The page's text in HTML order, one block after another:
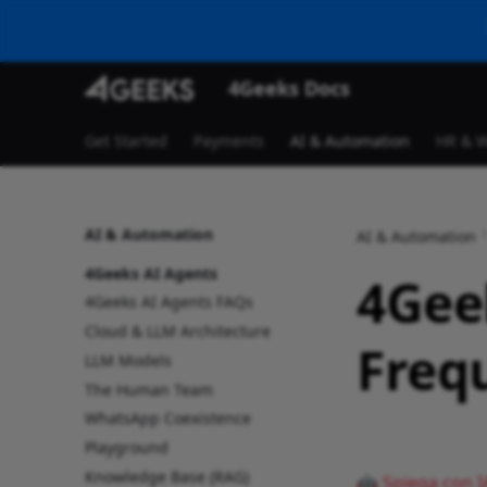
4Geeks Docs
Get Started Payments AI & Automation HR &
AI & Automation
4Geeks AI Agents
4Geeks AI Agents FAQs
Cloud & LLM Architecture
LLM Models
The Human Team
WhatsApp Coexistence
Playground
Knowledge Base (RAG)
AI & Automation